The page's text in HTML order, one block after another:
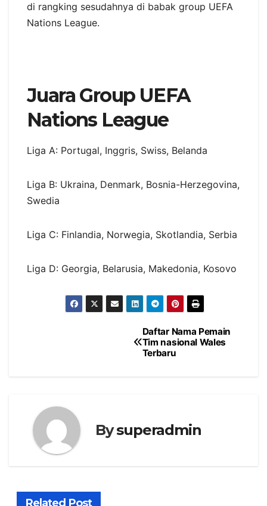
di rangking sesudahnya di babak group UEFA
Nations League.
Juara Group UEFA
Nations League
Liga A: Portugal, Inggris, Swiss, Belanda
Liga B: Ukraina, Denmark, Bosnia-Herzegovina,
Swedia
Liga C: Finlandia, Norwegia, Skotlandia, Serbia
Liga D: Georgia, Belarusia, Makedonia, Kosovo
Daftar Nama Pemain
Tim nasional Wales
Terbaru
Bysuperadmin
Related Post